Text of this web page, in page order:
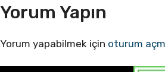
Yorum Yapın
Yorum yapabilmek için oturum